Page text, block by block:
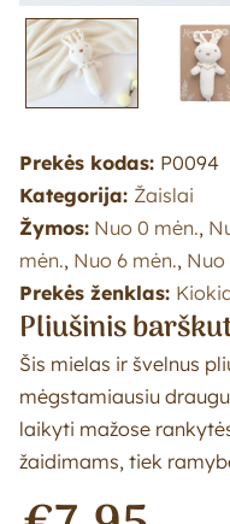
Prekės kodas: P0094
Kategorija: Žaislai
Žymos: Nuo 0 mėn.,
mėn., Nuo 6 mėn., Nuo
Prekės ženklas:
Pliušinis
Šis mielas ir švelnus
mėgstamiausiu
laikyti mažose
žaidimams, tiek